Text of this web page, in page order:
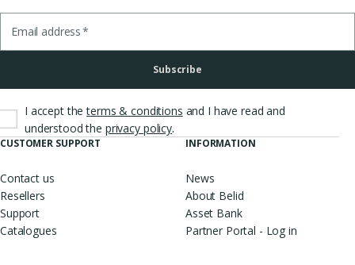
Email address*
Subscribe
I accept the terms & conditions and I have read and
understood the privacy policy.
CUSTOMER SUPPORT
Contact us
Resellers
Support
Catalogues
INFORMATION
News
About Belid
Asset Bank
Partner Portal - Log in